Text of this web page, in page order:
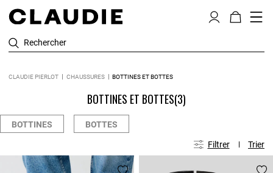
Rechercher
CLAUDIE PIERLOT CHAUSSURES BOTTINES ET BOTTES
BOTTINES ET BOTTES(3)
BOTTINES BOTTES
Filtrer Trier